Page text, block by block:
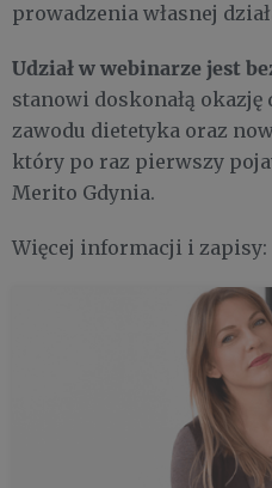
prowadzenia własnej
Udział w webinarze jest
stanowi doskonałą
zawodu dietetyka oraz
który po raz pierwszy
Merito Gdynia.
Więcej informacji i zapisy: